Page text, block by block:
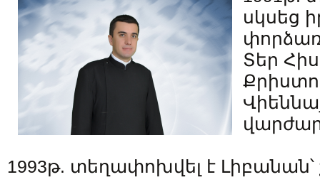
սկսեց
Տեր
1993թ. տեղափոխվել է Լիբանան՝